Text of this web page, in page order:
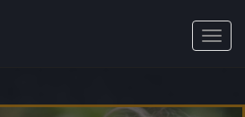
Toggle